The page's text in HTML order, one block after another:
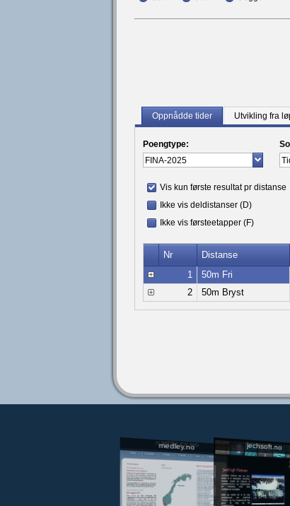
Oppnådde tider Utvikling fra
Poengtype:
Vis kun første resultat pr distanse
Ikke vis deldistanser (D)
Ikke vis førsteetapper (F)
Nr Distanse
1
50m Fri
2
50m Bryst
medley.no jechsoft.no